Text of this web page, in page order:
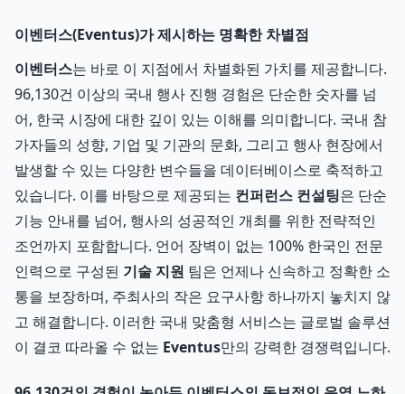
이벤터스(Eventus)가 제시하는 명확한 차별점
이벤터스는 바로 이 지점에서 차별화된 가치를 제공합니다.
96,130건 이상의 국내 행사 진행 경험은 단순한 숫자를 넘
어, 한국 시장에 대한 깊이 있는 이해를 의미합니다. 국내 참
가자들의 성향, 기업 및 기관의 문화, 그리고 행사 현장에서
발생할 수 있는 다양한 변수들을 데이터베이스로 축적하고
있습니다. 이를 바탕으로 제공되는 컨퍼런스 컨설팅은 단순
기능 안내를 넘어, 행사의 성공적인 개최를 위한 전략적인
조언까지 포함합니다. 언어 장벽이 없는 100% 한국인 전문
인력으로 구성된 기술 지원 팀은 언제나 신속하고 정확한 소
통을 보장하며, 주최사의 작은 요구사항 하나까지 놓치지 않
고 해결합니다. 이러한 국내 맞춤형 서비스는 글로벌 솔루션
이 결코 따라올 수 없는 Eventus만의 강력한 경쟁력입니다.